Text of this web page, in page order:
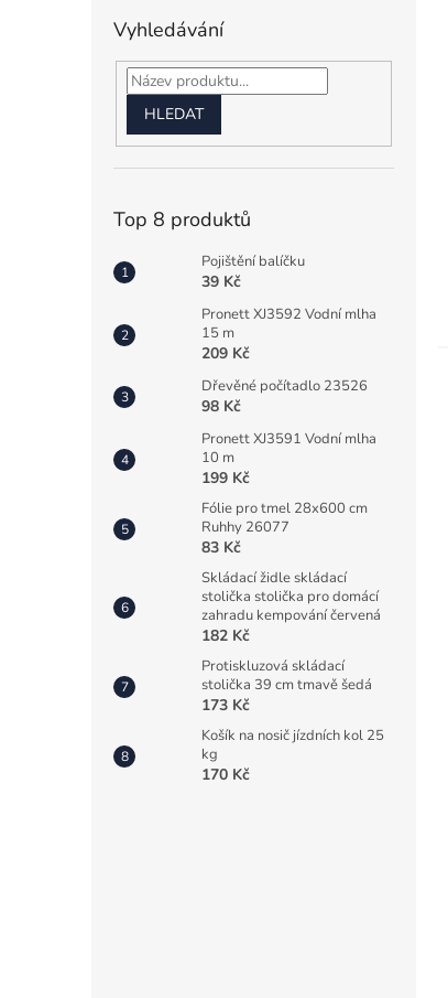
Vyhledávání
HLEDAT
Top 8 produktů
Pojištění balíčku
39 Kč
Pronett XJ3592 Vodní mlha
15 m
209 Kč
Dřevěné počítadlo 23526
98 Kč
Pronett XJ3591 Vodní mlha
10 m
199 Kč
Fólie pro tmel 28x600 cm
Ruhhy 26077
83 Kč
Skládací židle skládací
stolička stolička pro domácí
zahradu kempování červená
182 Kč
Protiskluzová skládací
stolička 39 cm tmavě šedá
173 Kč
Košík na nosič jízdních kol 25
kg
170 Kč